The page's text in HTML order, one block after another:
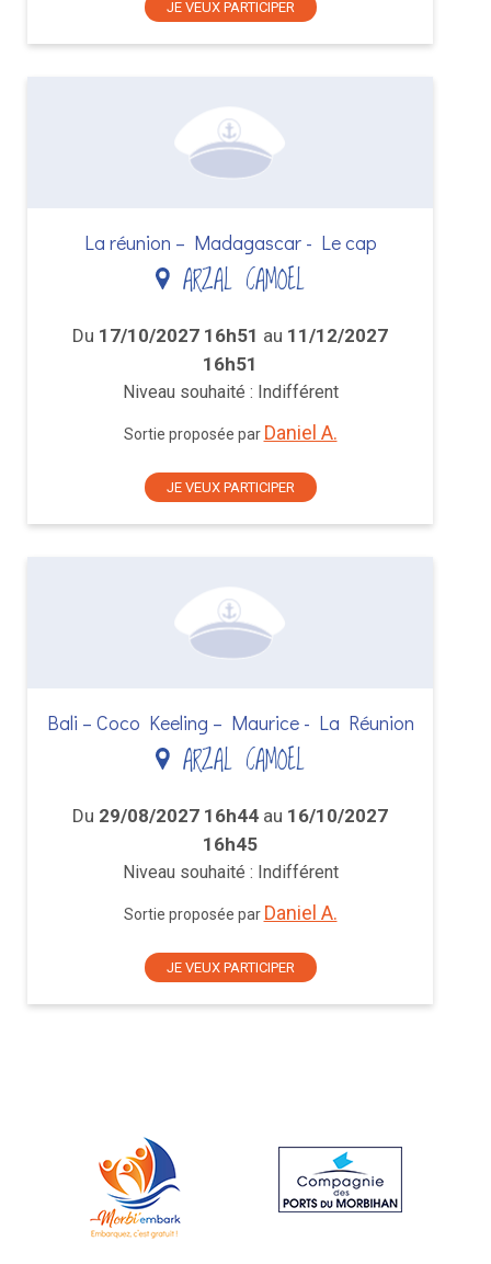
JE VEUX PARTICIPER
La réunion – Madagascar - Le cap
ARZAL CAMOEL
Du 17/10/2027 16h51 au 11/12/2027
16h51
Niveau souhaité : Indifférent
Sortie proposée par Daniel A.
JE VEUX PARTICIPER
Bali – Coco Keeling – Maurice - La Réunion
ARZAL CAMOEL
Du 29/08/2027 16h44 au 16/10/2027
16h45
Niveau souhaité : Indifférent
Sortie proposée par Daniel A.
JE VEUX PARTICIPER